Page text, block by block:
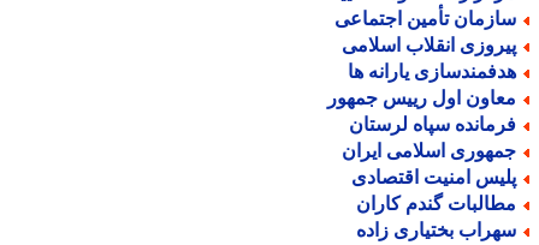
تأمین اجتماعی
انقلاب اسلامی
یارانه ها
اول رییس جمهور
سپاه لرستان
اسلامی ایران
امنیت اقتصادی
گندم کاران
بختیاری زاده